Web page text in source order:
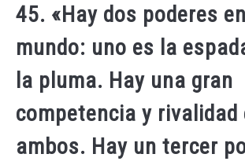
45. «Hay dos poderes
mundo: uno es la
la pluma. Hay una gran
competencia y rivalidad
ambos. Hay un tercer